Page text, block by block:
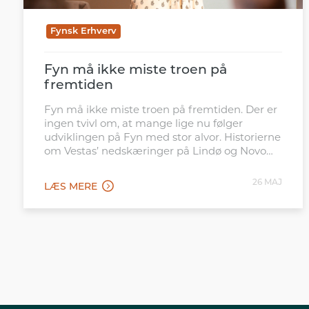
Fynsk Erhverv
Fyn må ikke miste troen på
fremtiden
Fyn må ikke miste troen på fremtiden. Der er
ingen tvivl om, at mange lige nu følger
udviklingen på Fyn med stor alvor. Historierne
om Vestas’ nedskæringer på Lindø og Novo
bremserne i Odense giver grund til
bekymring. Ikke kun på grund af
arbejdspladserne her og nu – men fordi de
LÆS MERE 26 MAJ